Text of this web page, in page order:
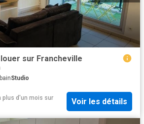
sur Francheville
Studio
plus d'un mois sur
Voir les détails